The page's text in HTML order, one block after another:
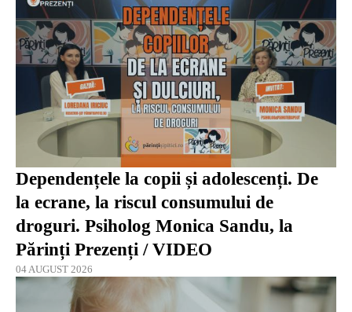
Dependențele la copii și adolescenți. De
la ecrane, la riscul consumului de
droguri. Psiholog Monica Sandu, la
Părinți Prezenți / VIDEO
04 AUGUST 2026